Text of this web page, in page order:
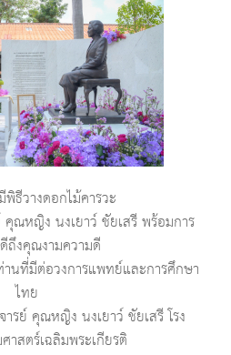
ธีวางดอกไม้คารวะ
ณหญิง นงเยาว์ ชัยเสรี พร้อมการ
ถึงคุณงามความดี
ที่มีต่อวงการแพทย์และการศึกษา
ไทย
ย์ คุณหญิง นงเยาว์ ชัยเสรี โรง
าสตร์เฉลิมพระเกียรติ